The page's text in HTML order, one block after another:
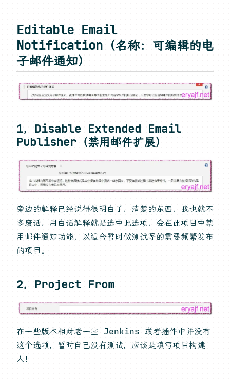
Editable Email
Notification（名称：可编辑的电
子邮件通知）
1，Disable Extended Email
Publisher（禁用邮件扩展）
旁边的解释已经说得很明白了，清楚的东西，我也就不
多废话，用白话解释就是选中此选项，会在此项目中禁
用邮件通知功能，以适合暂时做测试等的需要频繁发布
的项目。
2，Project From
在一些版本相对老一些 Jenkins 或者插件中并没有
这个选项，暂时自己没有测试，应该是填写项目构建
人！